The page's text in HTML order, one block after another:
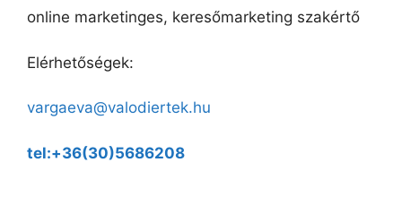
online marketinges, keresőmarketing szakértő
Elérhetőségek:
vargaeva@valodiertek.hu
tel:+36(30)5686208